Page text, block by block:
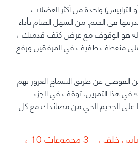
أكثر العضلات
في الجيم. من السهل القيام بأداء
هو الوقوف مع عرض كتف قدميك ،
على منعطف طفيف في المرفقين ورفع
الفوضى عن طريق السماح الغرور بهم
في هذا التمرين. توقف في الجزء
على الجحيم الحي من مصائدك مع كل
التمرين 6 – تمارين ترباس خلفي – 3 مجموعات 10 ،